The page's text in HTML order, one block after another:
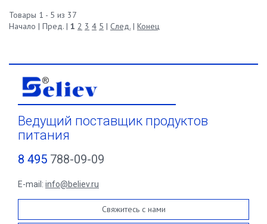
Товары 1 - 5 из 37
Начало | Пред. | 1 2 3 4 5 | След. | Конец
Ведущий поставщик продуктов
питания
8 495 788-09-09
E-mail: info@believ.ru
Свяжитесь с нами